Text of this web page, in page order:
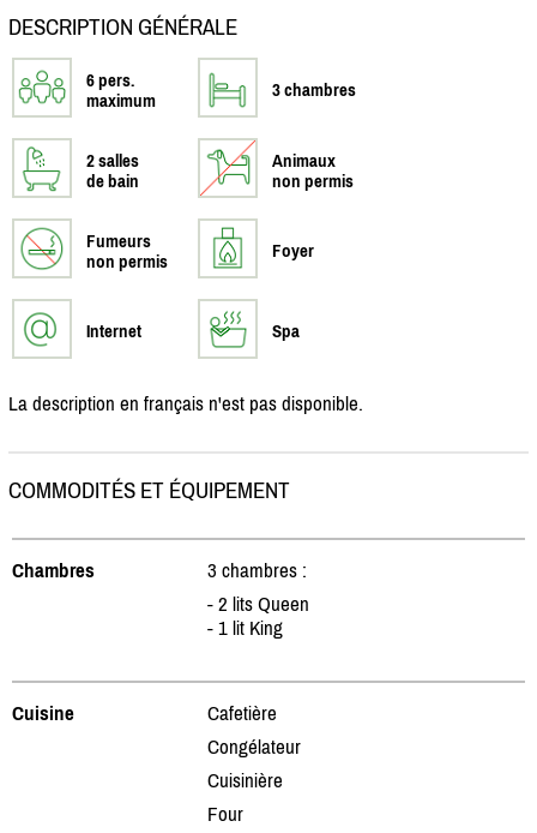
DESCRIPTION GÉNÉRALE
6 pers.
maximum
3 chambres
2 salles
de bain
Animaux
non permis
Fumeurs
non permis
Foyer
Internet Spa
La description en français n'est pas disponible.
COMMODITÉS ET ÉQUIPEMENT
Chambres
3 chambres :
- 2 lits Queen
- 1 lit King
Cuisine
Cafetière
Congélateur
Cuisinière
Four